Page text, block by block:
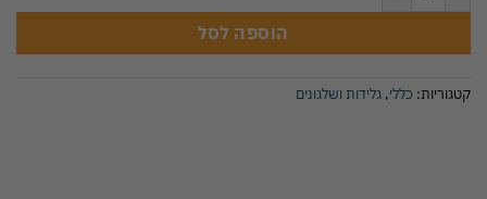
הוספה לסל
קטגוריות: כללי, גלידות ושלגונים